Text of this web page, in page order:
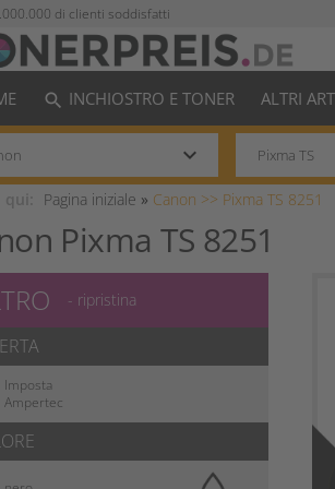
di clienti soddisfatti
search INCHIOSTRO E TONER ALTRI
keyboard_arrow_down
Pagina iniziale » Canon >> Pixma TS 8251
Pixma TS 8251
- ripristina
Imposta
Ampertec